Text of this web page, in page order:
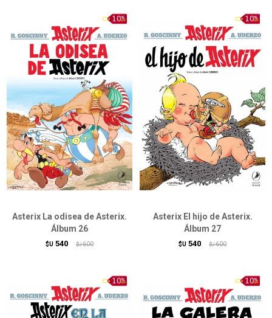
Asterix La odisea de Asterix.
Álbum 26
$U 540 $U 600
Asterix El hijo de Asterix.
Álbum 27
$U 540 $U 600